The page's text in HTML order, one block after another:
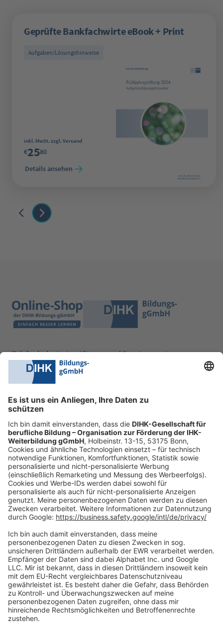
Geprüfte Bankfachwirte eBook + Print
Aufgaben/Lösungshinweise
Regulärer Preis:
inkl. MwSt. zzgl. Versand
€2580
Details ansehen
Telefonische Unterstützung und Beratung unter:
0228 6205 205
Fr.:
09:00-14:00 Uhr
shop@dihk-bildung.shop
Vertrag widerrufen
Zahlungsarten
Social Media
Oft Gesucht